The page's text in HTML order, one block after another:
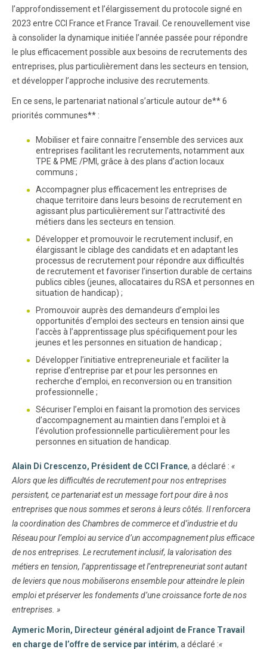
l’approfondissement et l’élargissement du protocole signé en
2023 entre CCI France et France Travail. Ce renouvellement vise
à consolider la dynamique initiée l’année passée pour répondre
le plus efficacement possible aux besoins de recrutements des
entreprises, plus particulièrement dans les secteurs en tension,
et développer l’approche inclusive des recrutements.
En ce sens, le partenariat national s’articule autour de** 6
priorités communes** :
Mobiliser et faire connaitre l’ensemble des services aux
entreprises facilitant les recrutements, notamment aux
TPE & PME /PMI, grâce à des plans d’action locaux
communs ;
Accompagner plus efficacement les entreprises de
chaque territoire dans leurs besoins de recrutement en
agissant plus particulièrement sur l’attractivité des
métiers dans les secteurs en tension.
Développer et promouvoir le recrutement inclusif, en
élargissant le ciblage des candidats et en adaptant les
processus de recrutement pour répondre aux difficultés
de recrutement et favoriser l’insertion durable de certains
publics cibles (jeunes, allocataires du RSA et personnes en
situation de handicap) ;
Promouvoir auprès des demandeurs d’emploi les
opportunités d’emploi des secteurs en tension ainsi que
l’accès à l’apprentissage plus spécifiquement pour les
jeunes et les personnes en situation de handicap ;
Développer l’initiative entrepreneuriale et faciliter la
reprise d’entreprise par et pour les personnes en
recherche d’emploi, en reconversion ou en transition
professionnelle ;
Sécuriser l’emploi en faisant la promotion des services
d’accompagnement au maintien dans l’emploi et à
l’évolution professionnelle particulièrement pour les
personnes en situation de handicap.
Alain Di Crescenzo, Président de CCI France, a déclaré : «
Alors que les difficultés de recrutement pour nos entreprises
persistent, ce partenariat est un message fort pour dire à nos
entreprises que nous sommes et serons à leurs côtés. Il renforcera
la coordination des Chambres de commerce et d’industrie et du
Réseau pour l’emploi au service d’un accompagnement plus efficace
de nos entreprises. Le recrutement inclusif, la valorisation des
métiers en tension, l’apprentissage et l’entrepreneuriat sont autant
de leviers que nous mobiliserons ensemble pour atteindre le plein
emploi et préserver les fondements d’une croissance forte de nos
entreprises. »
Aymeric Morin, Directeur général adjoint de France Travail
en charge de l’offre de service par intérim, a déclaré :«